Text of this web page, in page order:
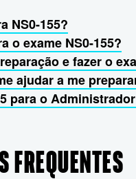
NS0-155?
o exame NS0-155?
e fazer o
ajudar a me
para o
FREQUENTES